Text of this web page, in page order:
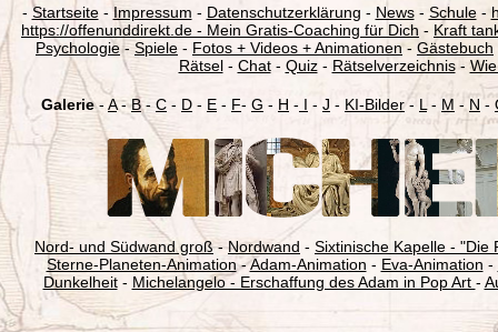
- Startseite-Impressum - Datenschutzerklärung - News- Schule-
https://offenunddirekt.de - Mein Gratis-Coaching für Dich - Kraft
Psychologie-Spiele - Fotos + Videos + Animationen- Gästebuch
Rätsel- Chat- Quiz- Rätselverzeichnis-
Galerie- A-B-C - D - E - F- G - H - I - J - KI-Bilder- L - M - N -
Nord- und Südwand groß-Nordwand - Sixtinische Kapelle - "Die
Sterne-Planeten-Animation-Adam-Animation - Eva-Animation -
Dunkelheit- Michelangelo - Erschaffung des Adam in Pop Art -